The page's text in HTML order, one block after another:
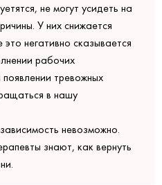
не могут усидеть на
У них снижается
негативно сказывается
рабочих
тревожных
в нашу
невозможно.
знают, как вернуть